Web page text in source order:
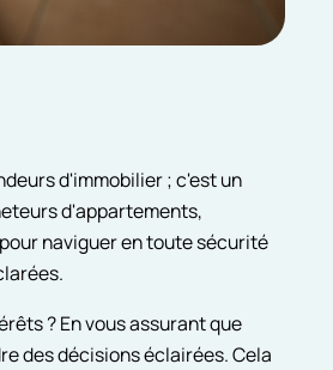
d'immobilier ; c'est un
d'appartements,
naviguer en toute sécurité
? En vous assurant que
des décisions éclairées. Cela